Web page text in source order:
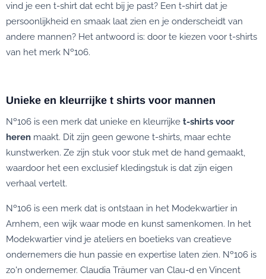
vind je een t-shirt dat echt bij je past? Een t-shirt dat je
persoonlijkheid en smaak laat zien en je onderscheidt van
andere mannen? Het antwoord is: door te kiezen voor t-shirts
van het merk Nº106.
Unieke en kleurrijke t shirts voor mannen
Nº106 is een merk dat unieke en kleurrijke t-shirts voor
heren maakt. Dit zijn geen gewone t-shirts, maar echte
kunstwerken. Ze zijn stuk voor stuk met de hand gemaakt,
waardoor het een exclusief kledingstuk is dat zijn eigen
verhaal vertelt.
Nº106 is een merk dat is ontstaan in het Modekwartier in
Arnhem, een wijk waar mode en kunst samenkomen. In het
Modekwartier vind je ateliers en boetieks van creatieve
ondernemers die hun passie en expertise laten zien. Nº106 is
zo'n ondernemer. Claudia Träumer van Clau-d en Vincent